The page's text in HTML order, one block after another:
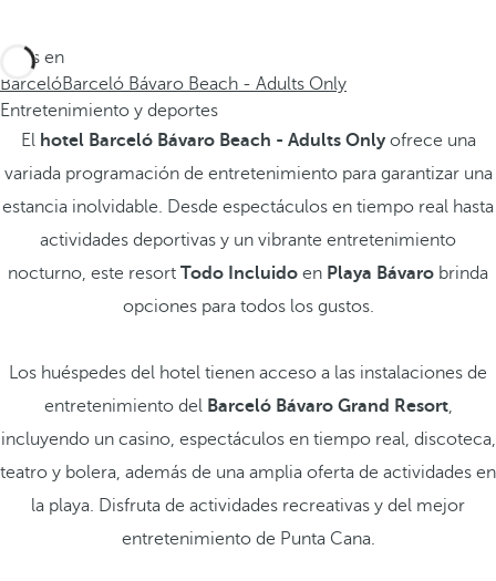
Estás en
BarcelóBarceló Bávaro Beach - Adults Only
Entretenimiento y deportes
El hotel Barceló Bávaro Beach - Adults Onlyofrece una
variada programación de entretenimiento para garantizar una
estancia inolvidable. Desde espectáculos en tiempo real hasta
actividades deportivas y un vibrante entretenimiento
nocturno, este resort Todo Incluido en Playa Bávaro brinda
opciones para todos los gustos.
Los huéspedes del hotel tienen acceso a las instalaciones de
entretenimiento del Barceló Bávaro Grand Resort,
incluyendo un casino, espectáculos en tiempo real, discoteca,
teatro y bolera, además de una amplia oferta de actividades en
la playa. Disfruta de actividades recreativas y del mejor
entretenimiento de Punta Cana.